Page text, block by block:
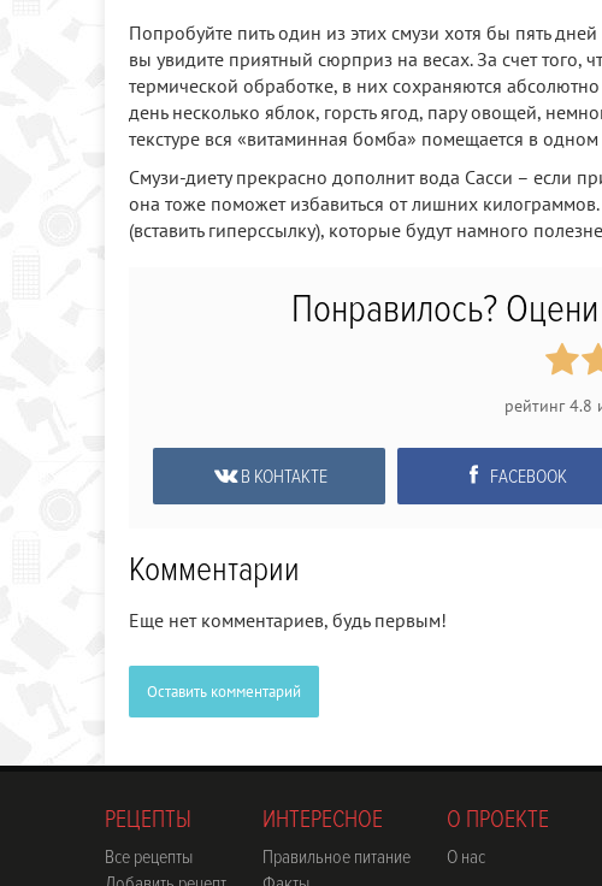
Попробуйте пить один из этих смузи хотя бы пять
вы увидите приятный сюрприз на весах. За счет того,
термической обработке, в них сохраняются
день несколько яблок, горсть ягод, пару овощей,
текстуре вся «витаминная бомба» помещается в одном
Смузи-диету прекрасно дополнит вода Сасси – если
она тоже поможет избавиться от лишних
(вставить гиперссылку), которые будут намного
Понравилось?
рейтинг4.8
В КОНТАКТЕ FACEBOOK
Комментарии
Еще нет комментариев, будь первым!
Оставить комментарий
РЕЦЕПТЫ
Все рецепты
ИНТЕРЕСНОЕ
Правильное питание
О ПРОЕКТЕ
О нас